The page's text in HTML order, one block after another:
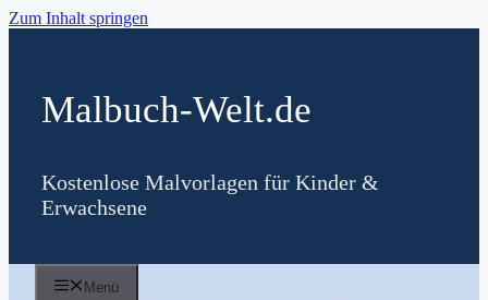
Zum Inhalt springen
Malbuch-Welt.de
Kostenlose Malvorlagen für Kinder &
Erwachsene
Menü